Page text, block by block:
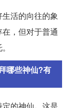
活的向往的象
，但对于普通
哪些神仙?有